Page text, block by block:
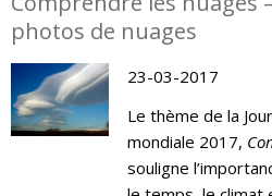
photos de nuages
23-03-2017
Le thème de la
mondiale 2017,
souligne